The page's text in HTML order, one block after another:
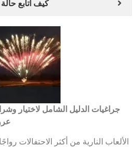
كيف أتابع
جراغيات الدليل الشامل لاختيار
الألعاب النارية من أكثر الاحتفالات